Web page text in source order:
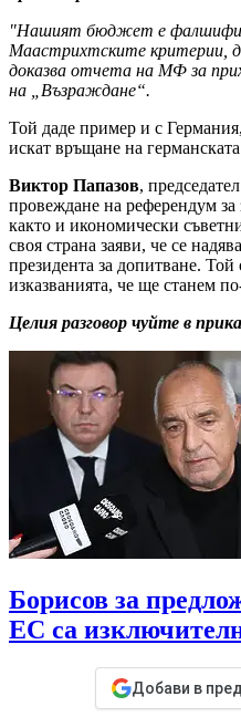
"Нашият бюджет е
Маастрихтските критерии,
доказва отчета на МФ за
на „Възраждане“.
Той даде пример и с
искат връщане на
Виктор Папазов,
провеждане на референдум за
както и икономически
своя страна заяви, че се
президента за допитване.
изказванията, че ще станем
Целия разговор чуйте в
Борисов за
ЕС са
Добави в